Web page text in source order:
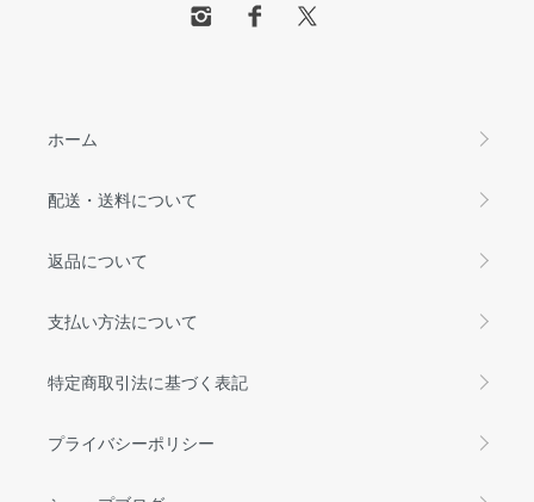
ホーム
配送・送料について
返品について
支払い方法について
特定商取引法に基づく表記
プライバシーポリシー